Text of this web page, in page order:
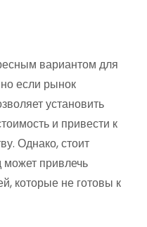
вариантом для
если рынок
установить
и привести к
Однако, стоит
может привлечь
которые не готовы к